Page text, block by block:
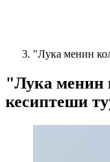
"Лука менин
"Лука менин
кесиптеши